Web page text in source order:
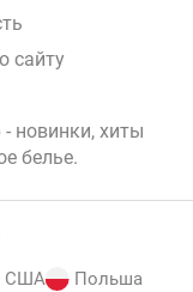
сайту
- новинки, хиты
белье.
США Польша